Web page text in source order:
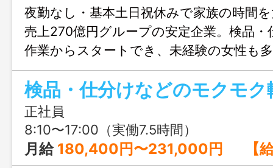
夜勤なし・基本土日祝休みで家族の時間
売上270億円グループの安定企業。検品・
作業からスタートでき、未経験の女性も
ークリフト資格は0円取得可能、専任の先
ー制度で安心して長く働けます。
検品・仕分けなどのモクモク
正社員
8:10〜17:00（実働7.5時間）
月給 180,400円〜231,000円 【給与詳細】 基本給 ：176,400円〜